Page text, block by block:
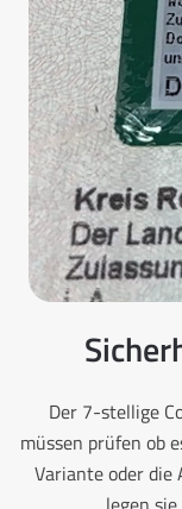
Der 7-stellige
müssen prüfen ob
Variante oder die